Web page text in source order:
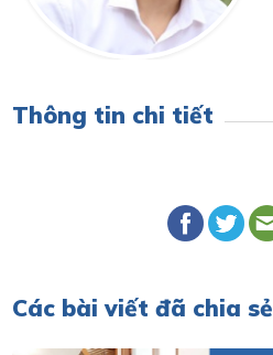
Thông tin chi tiết
Các bài viết đã chia sẻ